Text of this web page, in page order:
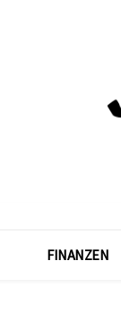
FINANZEN